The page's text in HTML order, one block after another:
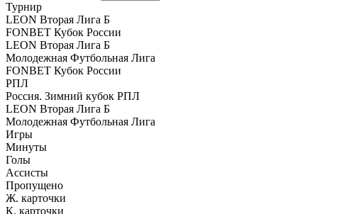
Турнир
LEON Вторая Лига Б
FONBET Кубок России
LEON Вторая Лига Б
Молодежная Футбольная Лига
FONBET Кубок России
РПЛ
Россия. Зимний кубок РПЛ
LEON Вторая Лига Б
Молодежная Футбольная Лига
Игры
Минуты
Голы
Ассисты
Пропущено
Ж. карточки
К. карточки